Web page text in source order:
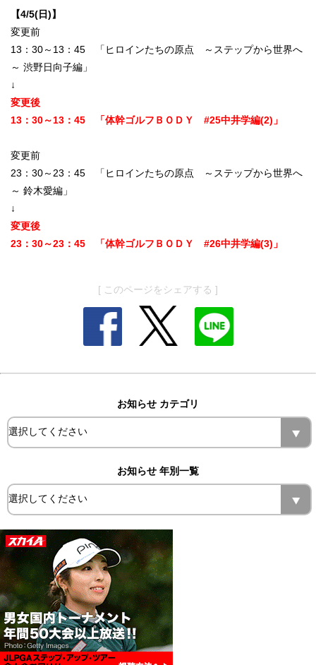
【4/5(日)】
変更前
13：30～13：45 「ヒロインたちの原点 ～ステップから世界へ
～ 渋野日向子編」
↓
変更後
13：30～13：45 「体幹ゴルフＢＯＤＹ #25中井学編(2)」
変更前
23：30～23：45 「ヒロインたちの原点 ～ステップから世界へ
～ 鈴木愛編」
↓
変更後
23：30～23：45 「体幹ゴルフＢＯＤＹ #26中井学編(3)」
[ このページをシェアする ]
お知らせ カテゴリ
お知らせ 年別一覧